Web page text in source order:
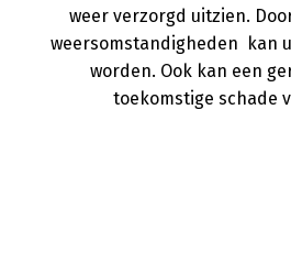
weer verzorgd uitzien.
weersomstandigheden kan
worden. Ook kan een
toekomstige schade